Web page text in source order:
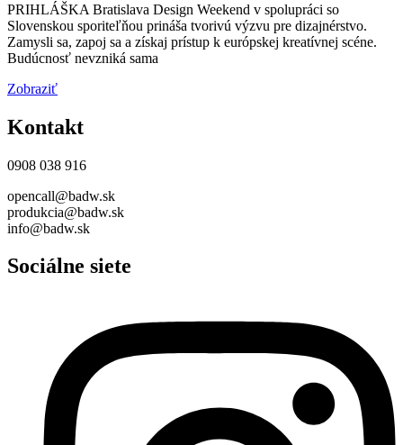
PRIHLÁŠKA Bratislava Design Weekend v spolupráci so
Slovenskou sporiteľňou prináša tvorivú výzvu pre dizajnérstvo.
Zamysli sa, zapoj sa a získaj prístup k európskej kreatívnej scéne.
Budúcnosť nevzniká sama
Zobraziť
Kontakt
0908 038 916
opencall@badw.sk
produkcia@badw.sk
info@badw.sk
Sociálne siete